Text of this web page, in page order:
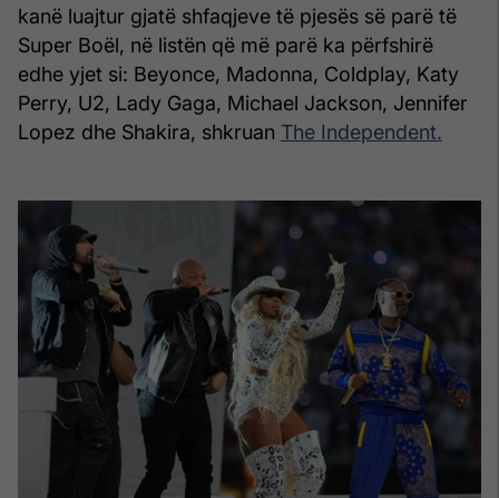
kanë luajtur gjatë shfaqjeve të pjesës së parë të
Super Boël, në listën që më parë ka përfshirë
edhe yjet si: Beyonce, Madonna, Coldplay, Katy
Perry, U2, Lady Gaga, Michael Jackson, Jennifer
Lopez dhe Shakira, shkruan The Independent.